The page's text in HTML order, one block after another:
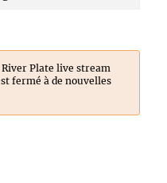
River Plate live stream
fermé à de nouvelles